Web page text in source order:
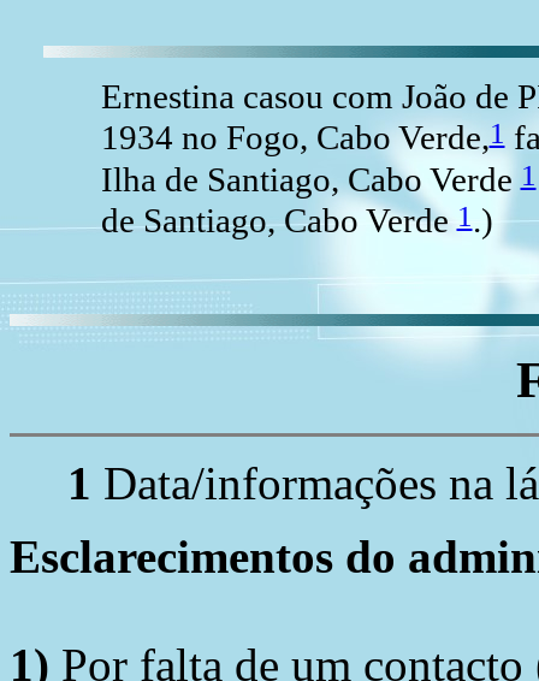
Ernestina casou com João de
1934 no Fogo, Cabo Verde,1
Ilha de Santiago, Cabo Verde1
de Santiago, Cabo Verde1.)
1 Data/informações na
Esclarecimentos do
1) Por falta de um